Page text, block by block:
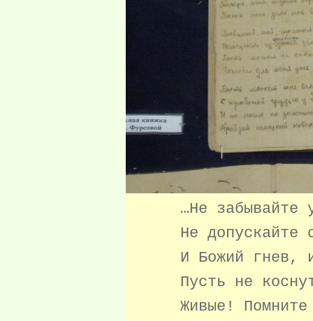
…Не забывайте
Не допускайте
И Божий гнев, и
Пусть не
Живые! Помните о